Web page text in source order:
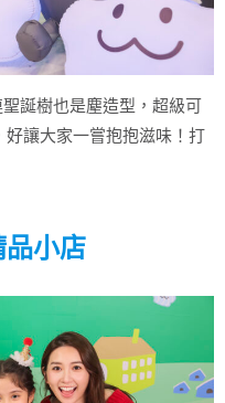
誕樹也是塵造型，超級可
讓大家一嘗抱抱滋味！打
小店